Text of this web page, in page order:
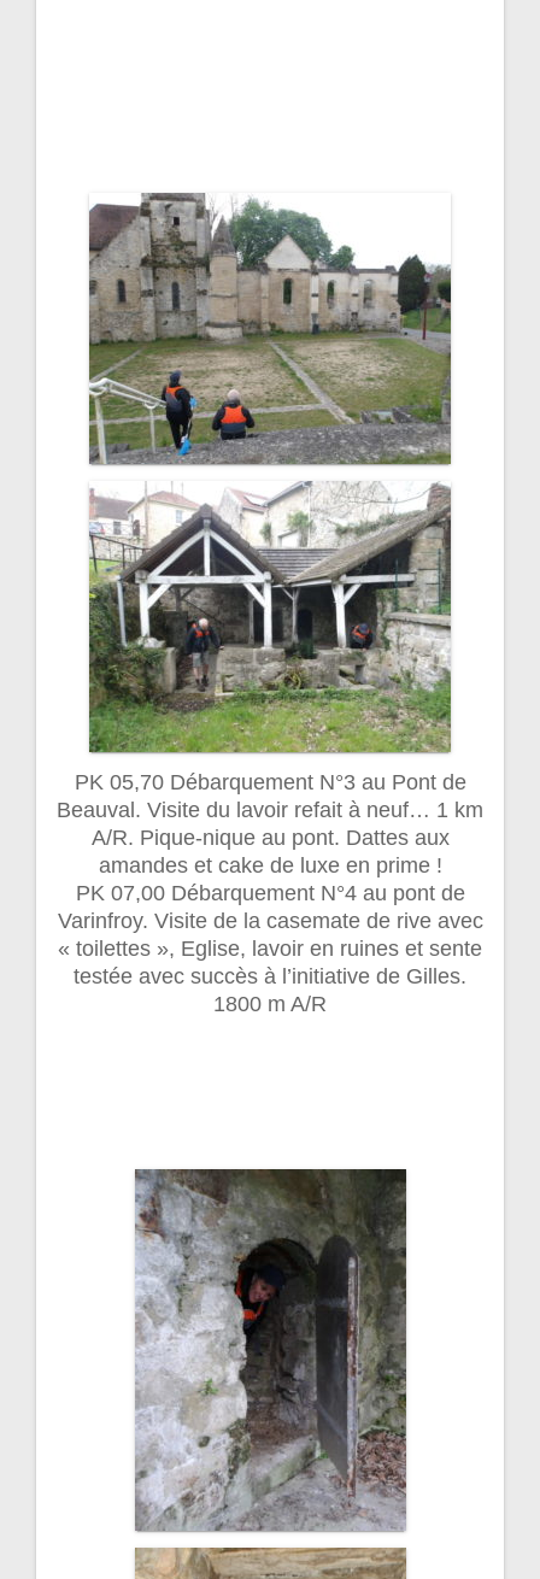
PK 05,70 Débarquement N°3 au Pont de
Beauval. Visite du lavoir refait à neuf… 1 km
A/R. Pique-nique au pont. Dattes aux
amandes et cake de luxe en prime !
PK 07,00 Débarquement N°4 au pont de
Varinfroy. Visite de la casemate de rive avec
« toilettes », Eglise, lavoir en ruines et sente
testée avec succès à l’initiative de Gilles.
1800 m A/R